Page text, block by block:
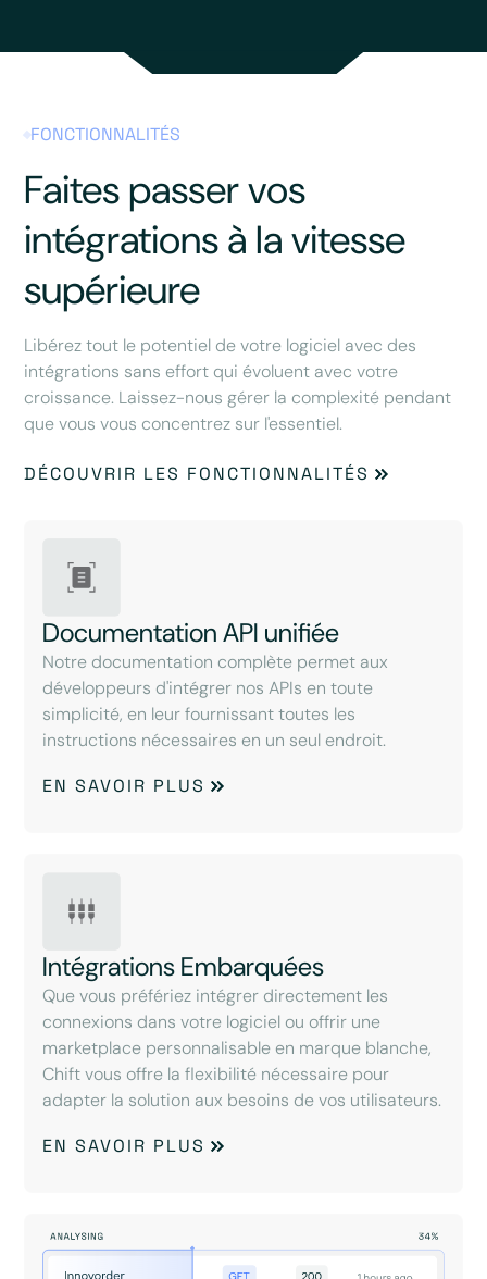
FONCTIONNALITÉS
Faites passer vos
intégrations à la vitesse
supérieure
Libérez tout le potentiel de votre logiciel avec des
intégrations sans effort qui évoluent avec votre
croissance. Laissez-nous gérer la complexité pendant
que vous vous concentrez sur l'essentiel.
DÉCOUVRIR LES FONCTIONNALITÉS
Documentation API unifiée
Notre documentation complète permet aux
développeurs d'intégrer nos APIs en toute
simplicité, en leur fournissant toutes les
instructions nécessaires en un seul endroit.
EN SAVOIR PLUS
Intégrations Embarquées
Que vous préfériez intégrer directement les
connexions dans votre logiciel ou offrir une
marketplace personnalisable en marque blanche,
Chift vous offre la flexibilité nécessaire pour
adapter la solution aux besoins de vos utilisateurs.
EN SAVOIR PLUS